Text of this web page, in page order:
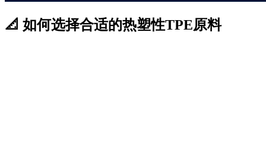
📐 如何选择合适的热塑性TPE原料